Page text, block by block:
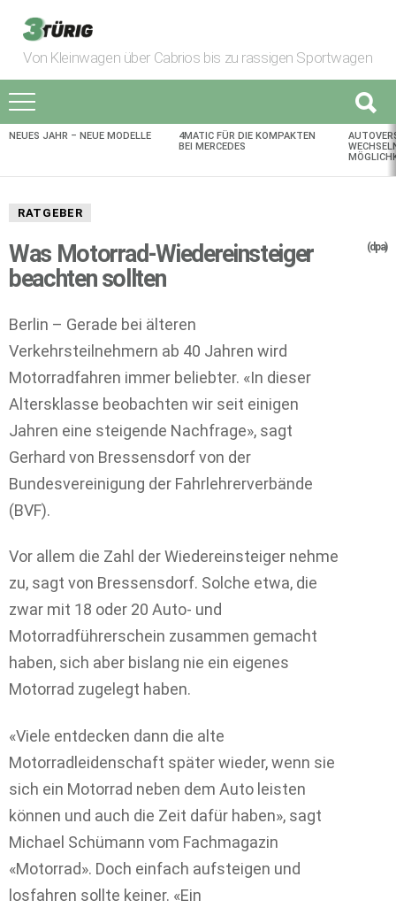
Von Kleinwagen über Cabrios bis zu rassigen Sportwagen
AKTUELLES
NEUES JAHR – NEUE MODELLE
4MATIC FÜR DIE KOMPAKTEN
BEI MERCEDES
RATGEBER
Was Motorrad-Wiedereinsteiger
beachten sollten
(dpa)
Berlin – Gerade bei älteren
Verkehrsteilnehmern ab 40 Jahren wird
Motorradfahren immer beliebter. «In dieser
Altersklasse beobachten wir seit einigen
Jahren eine steigende Nachfrage», sagt
Gerhard von Bressensdorf von der
Bundesvereinigung der Fahrlehrerverbände
(BVF).
Vor allem die Zahl der Wiedereinsteiger nehme
zu, sagt von Bressensdorf. Solche etwa, die
zwar mit 18 oder 20 Auto- und
Motorradführerschein zusammen gemacht
haben, sich aber bislang nie ein eigenes
Motorrad zugelegt haben.
«Viele entdecken dann die alte
Motorradleidenschaft später wieder, wenn sie
sich ein Motorrad neben dem Auto leisten
können und auch die Zeit dafür haben», sagt
Michael Schümann vom Fachmagazin
«Motorrad». Doch einfach aufsteigen und
losfahren sollte keiner. «Ein